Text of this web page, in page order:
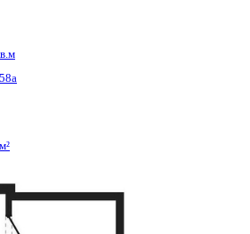
44.38кв.м
ул., д. 35с